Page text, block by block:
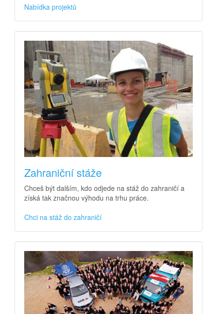
Nabídka projektů
Zahraniční stáže
Chceš být dalším, kdo odjede na stáž do zahraničí a
získá tak značnou výhodu na trhu práce.
Chci na stáž do zahraničí